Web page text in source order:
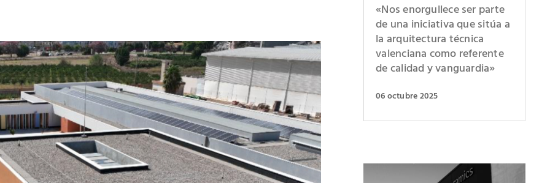
«Nos enorgullece ser parte
de una iniciativa que sitúa a
la arquitectura técnica
valenciana como referente
de calidad y vanguardia»
06 octubre 2025